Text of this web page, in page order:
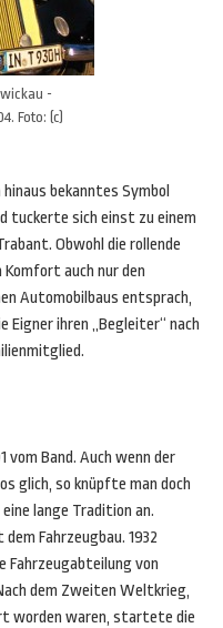
-
Foto: (c)
bekanntes Symbol
tuckerte sich einst zu einem
Obwohl die rollende
Komfort auch nur den
Automobilbaus entsprach,
Eigner ihren „Begleiter“ nach
vom Band. Auch wenn der
glich, so knüpfte man doch
lange Tradition an.
Fahrzeugbau. 1932
Fahrzeugabteilung von
dem Zweiten Weltkrieg,
worden waren, startete die